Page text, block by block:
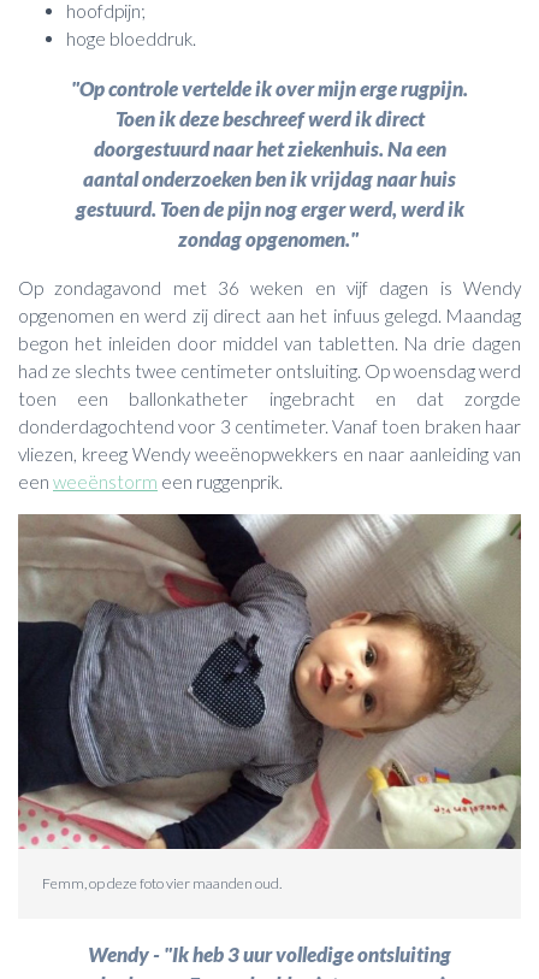
hoofdpijn;
hoge bloeddruk.
"Op controle vertelde ik over mijn erge rugpijn.
Toen ik deze beschreef werd ik direct
doorgestuurd naar het ziekenhuis. Na een
aantal onderzoeken ben ik vrijdag naar huis
gestuurd. Toen de pijn nog erger werd, werd ik
zondag opgenomen."
Op zondagavond met 36 weken en vijf dagen is Wendy
opgenomen en werd zij direct aan het infuus gelegd. Maandag
begon het inleiden door middel van tabletten. Na drie dagen
had ze slechts twee centimeter ontsluiting. Op woensdag werd
toen een ballonkatheter ingebracht en dat zorgde
donderdagochtend voor 3 centimeter. Vanaf toen braken haar
vliezen, kreeg Wendy weeënopwekkers en naar aanleiding van
een weeënstorm een ruggenprik.
Femm, op deze foto vier maanden oud.
Wendy - "Ik heb 3 uur volledige ontsluiting